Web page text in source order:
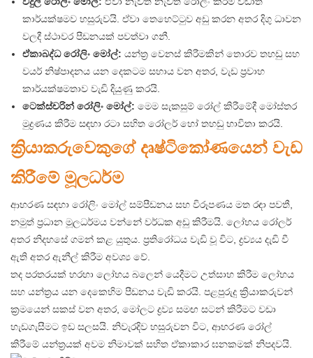
කාර්යක්ෂමව හසුරුවයි. ඒවා තෙහෙට්ටුව අඩු කරන අතර දිගු ධාවන
වලදී ස්ථාවර පීඩනයක් පවත්වා ගනී.
ඒකාබද්ධ රෝලිං මෝල්: යන්ත්‍ර වෙනස් කිරීමකින් තොරව තහඩු සහ
වයර් නිෂ්පාදනය යන දෙකටම සහාය වන අතර, වැඩ ප්‍රවාහ
කාර්යක්ෂමතාව වැඩි දියුණු කරයි.
ටෙක්ස්චරින් රෝලිං මෝල්: මෙම සැකසුම් රෝල් කිරීමේදී මෝස්තර
මුද්‍රණය කිරීම සඳහා රටා සහිත රෝලර් හෝ තහඩු භාවිතා කරයි.
ක්‍රියාකරුවෙකුගේ දෘෂ්ටිකෝණයෙන් වැඩ
කිරීමේ මූලධර්ම
ආභරණ සඳහා රෝලිං මෝල් සම්පීඩනය සහ විරූපණය මත රඳා පවතී,
නමුත් ප්‍රධාන මූලධර්මය වන්නේ වර්ධක අඩු කිරීමයි. ලෝහය රෝලර්
අතර නිදහසේ ගමන් කළ යුතුය. ප්‍රතිරෝධය වැඩි වූ විට, ද්‍රව්‍යය දැඩි වී
ඇති අතර ඇනීල් කිරීම අවශ්‍ය වේ.
තද පරතරයක් හරහා ලෝහය බලෙන් යෙදීමට උත්සාහ කිරීම ලෝහය
සහ යන්ත්‍රය යන දෙකෙහිම පීඩනය වැඩි කරයි. පළපුරුදු ක්‍රියාකරුවන්
ක්‍රමයෙන් සකස් වන අතර, මෝලට ද්‍රව්‍ය සමඟ සටන් කිරීමට වඩා
හැඩගැසීමට ඉඩ සලසයි. නිවැරදිව හසුරුවන විට, ආභරණ රෝල්
කිරීමේ යන්ත්‍රයක් අවම නිමාවක් සහිත ඒකාකාර ඝනකමක් නිපදවයි.